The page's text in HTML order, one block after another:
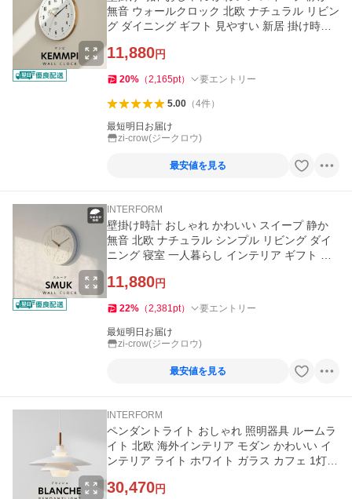
無音 ウォールクロック 北欧 ナチュラル リビン
グ ダイニング ギフト 見やすい 新居 掛け時計
11,880円
20% （2,165pt） 要エントリー
5.00（4件）
最短明日お届け
zi-crow(ジークロウ)
最安値を見る
INTERFORM
壁掛け時計 おしゃれ かわいい スイープ 静か
無音 北欧 ナチュラル シンプル リビング ダイ
ニング 寝室 一人暮らし インテリア ギフト 掛
11,880円
22% （2,381pt） 要エントリー
最短明日お届け
zi-crow(ジークロウ)
最安値を見る
INTERFORM
ペンダントライト おしゃれ 照明器具 ルームラ
イト 北欧 海外インテリア モダン かわいい イ
ンテリア ライト ホワイト ガラス カフェ 1灯
30,470円